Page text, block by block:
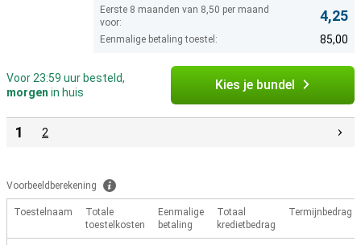
Eerste 8 maanden van 8,50 per maand
voor:
4,25
Eenmalige betaling toestel: 85,00
Voor 23:59 uur besteld,
morgen in huis Kies je bundel
1 2
Voorbeeldberekening
Toestelnaam
Totale
toestelkosten
Eenmalige
betaling
Totaal
kredietbedrag
Termijnbedrag